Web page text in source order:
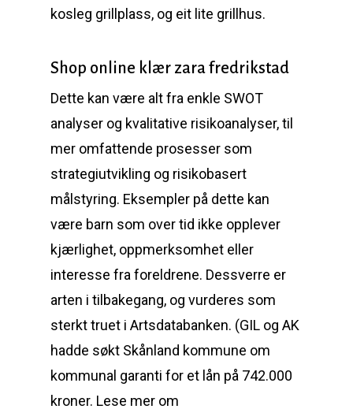
kosleg grillplass, og eit lite grillhus.
Shop online klær zara fredrikstad
Dette kan være alt fra enkle SWOT
analyser og kvalitative risikoanalyser, til
mer omfattende prosesser som
strategiutvikling og risikobasert
målstyring. Eksempler på dette kan
være barn som over tid ikke opplever
kjærlighet, oppmerksomhet eller
interesse fra foreldrene. Dessverre er
arten i tilbakegang, og vurderes som
sterkt truet i Artsdatabanken. (GIL og AK
hadde søkt Skånland kommune om
kommunal garanti for et lån på 742.000
kroner. Lese mer om